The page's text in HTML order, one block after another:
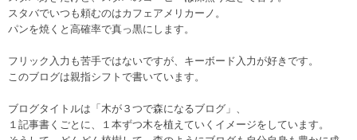
スタバでいつも頼むのはカフェアメリカーノ。
パンを焼くと高確率で真っ黒にします。
フリック入力も苦手ではないですが、キーボード入力が好きです。
このブログは親指シフトで書いています。
ブログタイトルは「木が３つで森になるブログ」、
１記事書くごとに、１本ずつ木を植えていくイメージをしています。